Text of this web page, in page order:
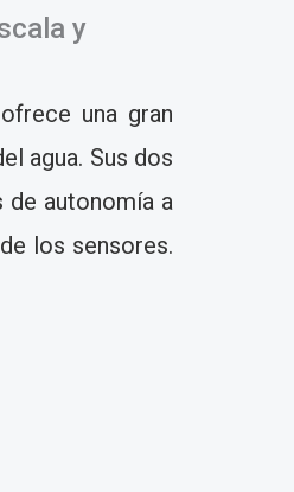
y
una gran
agua. Sus dos
de autonomía a
los sensores.